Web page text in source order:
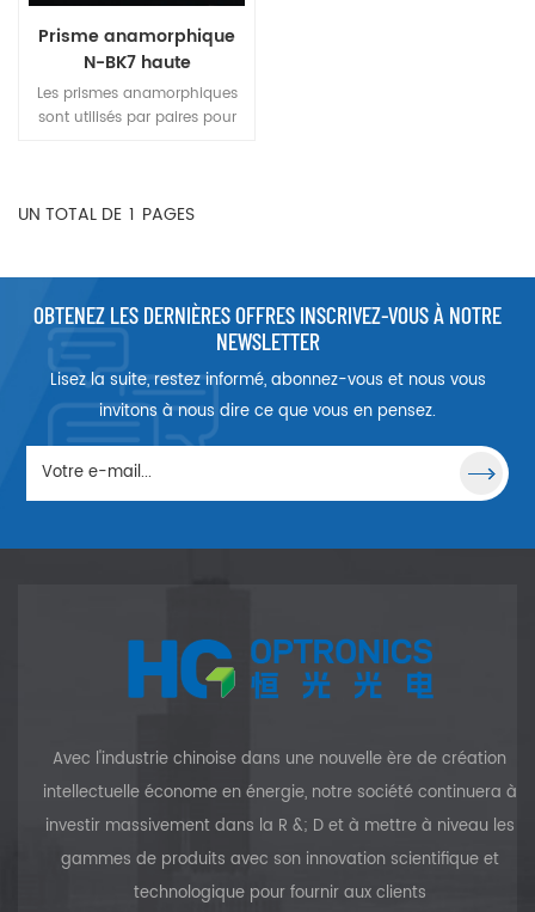
Prisme anamorphique
N-BK7 haute
performance
Les prismes anamorphiques
sont utilisés par paires pour
inchangé. Les faisceaux de
UN TOTAL DE 1 PAGES
OBTENEZ LES DERNIÈRES OFFRES INSCRIVEZ-VOUS À NOTRE
NEWSLETTER
Lisez la suite, restez informé, abonnez-vous et nous vous
invitons à nous dire ce que vous en pensez.
Avec l'industrie chinoise dans une nouvelle ère de création
intellectuelle économe en énergie, notre société continuera à
investir massivement dans la R &; D et à mettre à niveau les
gammes de produits avec son innovation scientifique et
technologique pour fournir aux clients